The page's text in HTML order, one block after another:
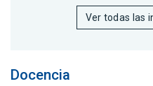
Ver todas las
Docencia